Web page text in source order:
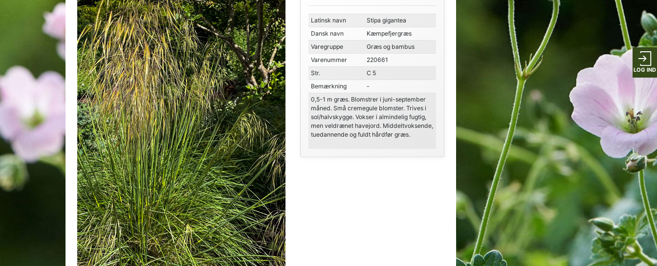
LOG IND
Latinsk navn
Stipa gigantea
Dansk navn
Kæmpefjergræs
Varegruppe
Græs og bambus
Varenummer
220661
Str.
C 5
Bemærkning
-
0,5-1 m græs. Blomstrer i juni-september
måned. Små cremegule blomster. Trives i
sol/halvskygge. Vokser i almindelig fugtig,
men veldrænet havejord. Middeltvoksende,
tuedannende og fuldt hårdfør græs.